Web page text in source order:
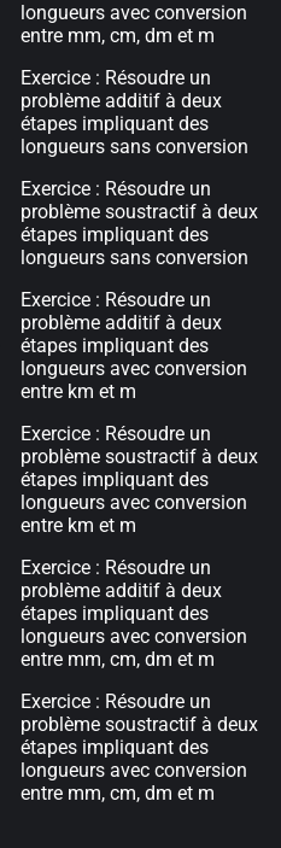
longueurs avec conversion
entre mm, cm, dm et m
Exercice : Résoudre un
problème additif à deux
étapes impliquant des
longueurs sans conversion
Exercice : Résoudre un
problème soustractif à deux
étapes impliquant des
longueurs sans conversion
Exercice : Résoudre un
problème additif à deux
étapes impliquant des
longueurs avec conversion
entre km et m
Exercice : Résoudre un
problème soustractif à deux
étapes impliquant des
longueurs avec conversion
entre km et m
Exercice : Résoudre un
problème additif à deux
étapes impliquant des
longueurs avec conversion
entre mm, cm, dm et m
Exercice : Résoudre un
problème soustractif à deux
étapes impliquant des
longueurs avec conversion
entre mm, cm, dm et m